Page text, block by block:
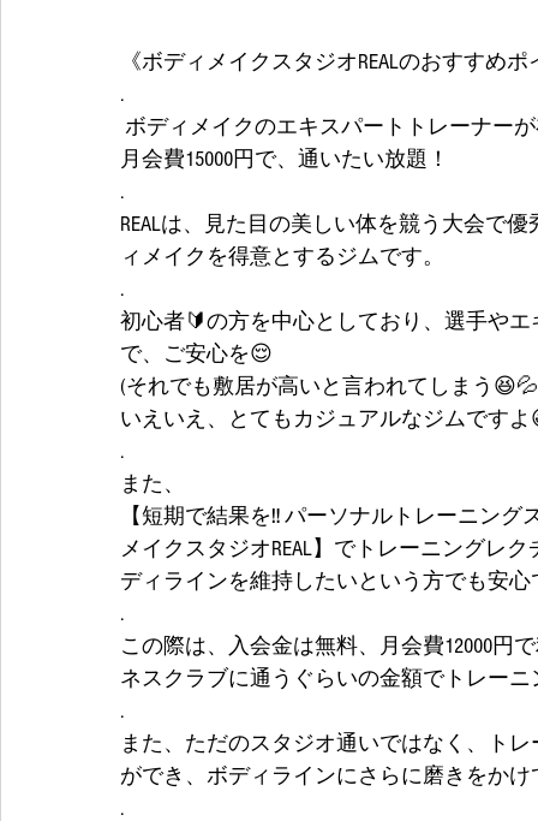
《ボディメイクスタジオREALのおすすめ
.
ボディメイクのエキスパートトレーナー
月会費15000円で、通いたい放題！
.
REALは、見た目の美しい体を競う大会で
ィメイクを得意とするジムです。
.
初心者🔰の方を中心としており、選手や
で、ご安心を😌
(それでも敷居が高いと言われてしまう
いえいえ、とてもカジュアルなジムですよ
.
また、
【短期で結果を‼️ パーソナルトレーニン
メイクスタジオREAL】でトレーニングレ
ディラインを維持したいという方でも安心
.
この際は、入会金は無料、月会費12000円
ネスクラブに通うぐらいの金額でトレー
.
また、ただのスタジオ通いではなく、ト
ができ、ボディラインにさらに磨きをか
.